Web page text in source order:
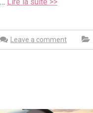
… Lire la suite >>
Leave a comment